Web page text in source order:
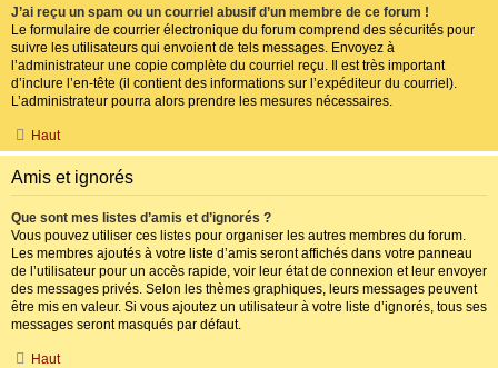
J’ai reçu un spam ou un courriel abusif d’un membre de ce forum !
Le formulaire de courrier électronique du forum comprend des sécurités pour
suivre les utilisateurs qui envoient de tels messages. Envoyez à
l’administrateur une copie complète du courriel reçu. Il est très important
d’inclure l’en-tête (il contient des informations sur l’expéditeur du courriel).
L’administrateur pourra alors prendre les mesures nécessaires.
Haut
Amis et ignorés
Que sont mes listes d’amis et d’ignorés ?
Vous pouvez utiliser ces listes pour organiser les autres membres du forum.
Les membres ajoutés à votre liste d’amis seront affichés dans votre panneau
de l’utilisateur pour un accès rapide, voir leur état de connexion et leur envoyer
des messages privés. Selon les thèmes graphiques, leurs messages peuvent
être mis en valeur. Si vous ajoutez un utilisateur à votre liste d’ignorés, tous ses
messages seront masqués par défaut.
Haut